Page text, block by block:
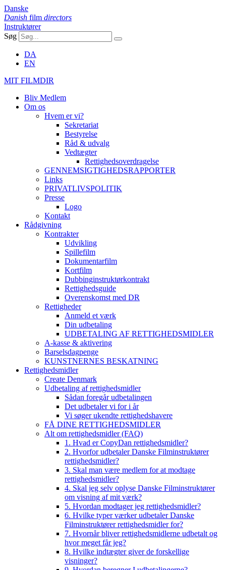
Danske
Danish film directors
Instruktører
Søg
DA
EN
MIT FILMDIR
Bliv Medlem
Om os
Hvem er vi?
Sekretariat
Bestyrelse
Råd & udvalg
Vedtægter
Rettighedsoverdragelse
GENNEMSIGTIGHEDSRAPPORTER
Links
PRIVATLIVSPOLITIK
Presse
Logo
Kontakt
Rådgivning
Kontrakter
Udvikling
Spillefilm
Dokumentarfilm
Kortfilm
Dubbinginstruktørkontrakt
Rettighedsguide
Overenskomst med DR
Rettigheder
Anmeld et værk
Din udbetaling
UDBETALING AF RETTIGHEDSMIDLER
A-kasse & aktivering
Barselsdagpenge
KUNSTNERNES BESKATNING
Rettighedsmidler
Create Denmark
Udbetaling af rettighedsmidler
Sådan foregår udbetalingen
Det udbetaler vi for i år
Vi søger ukendte rettighedshavere
FÅ DINE RETTIGHEDSMIDLER
Alt om rettighedsmidler (FAQ)
1. Hvad er CopyDan rettighedsmidler?
2. Hvorfor udbetaler Danske Filminstruktører
rettighedsmidler?
3. Skal man være medlem for at modtage
rettighedsmidler?
4. Skal jeg selv oplyse Danske Filminstruktører
om visning af mit værk?
5. Hvordan modtager jeg rettighedsmidler?
6. Hvilke typer værker udbetaler Danske
Filminstruktører rettighedsmidler for?
7. Hvornår bliver rettighedsmidlerne udbetalt og
hvor meget får jeg?
8. Hvilke indtægter giver de forskellige
visninger?